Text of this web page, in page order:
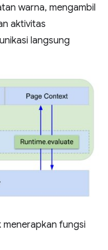
warna, mengambil
aktivitas
langsung
menerapkan fungsi